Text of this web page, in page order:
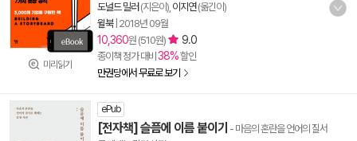
미리읽기
도널드 밀러 (지은이), 이지연(옮긴이)
윌북| 2018년 09월
10,360원 (510원) 9.0
종이책 정가 대비 38%할인
만권당에서 무료로 보기
ePub
[전자책] 슬픔에 이름 붙이기 - 마음의 혼란을 언어의 질서